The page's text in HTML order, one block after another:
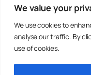
We value your
We use cookies to
analyse our traffic. By
use of cookies.
FAQ
Arbeiten
Datenschutz